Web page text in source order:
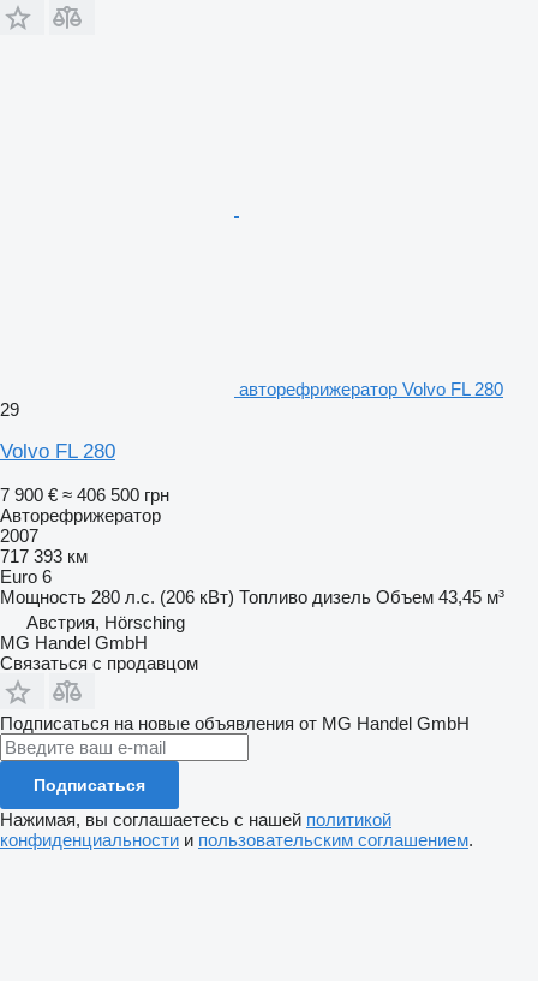
авторефрижератор Volvo FL 280
29
Volvo FL 280
7 900 € ≈ 406 500 грн
Авторефрижератор
2007
717 393 км
Euro 6
Мощность 280 л.с. (206 кВт) Топливо дизель Объем 43,45 м³
Австрия, Hörsching
MG Handel GmbH
Связаться с продавцом
Подписаться на новые объявления от MG Handel GmbH
Подписаться
Нажимая, вы соглашаетесь с нашей политикой
конфиденциальности и пользовательским соглашением.